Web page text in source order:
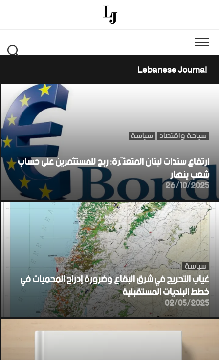
Lebanese Journal
سياحة واقتصاد سياسة
ارتفاع سندات لبنان المتعثّرة: ربح للمستثمرين على حساب
شعب ينهار
26/10/2025
سياسة
غياب التحريج في شرق البقاع وضرورة إدراج المحميات في
خطط البلديات المستقبلية
02/05/2025